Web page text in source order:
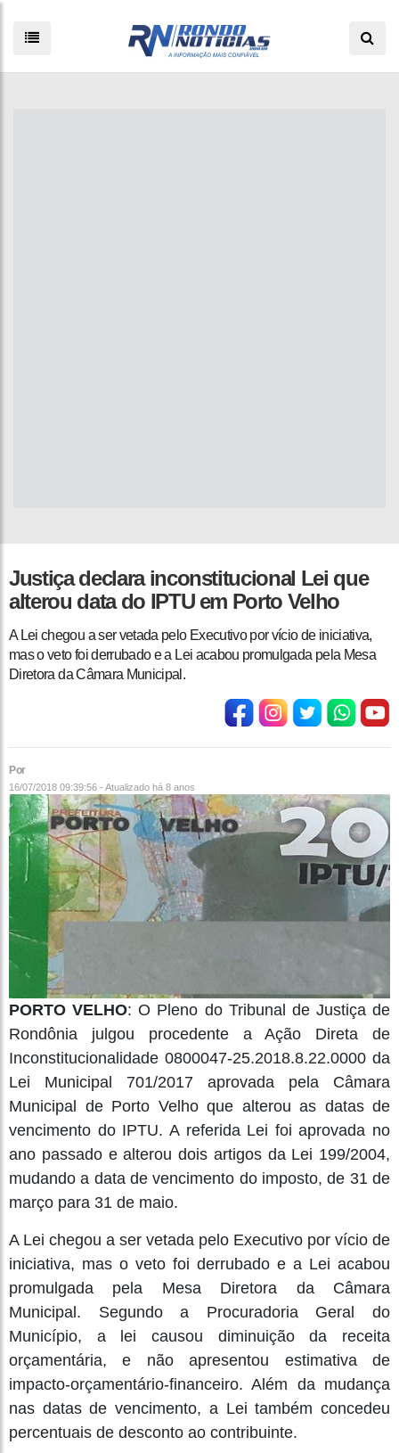
Justiça declara inconstitucional Lei que
alterou data do IPTU em Porto Velho
A Lei chegou a ser vetada pelo Executivo por vício de iniciativa,
mas o veto foi derrubado e a Lei acabou promulgada pela Mesa
Diretora da Câmara Municipal.
Por
16/07/2018 09:39:56 - Atualizado há 8 anos
PORTO VELHO: O Pleno do Tribunal de Justiça de
Rondônia julgou procedente a Ação Direta de
Inconstitucionalidade 0800047-25.2018.8.22.0000 da
Lei Municipal 701/2017 aprovada pela Câmara
Municipal de Porto Velho que alterou as datas de
vencimento do IPTU. A referida Lei foi aprovada no
ano passado e alterou dois artigos da Lei 199/2004,
mudando a data de vencimento do imposto, de 31 de
março para 31 de maio.
A Lei chegou a ser vetada pelo Executivo por vício de
iniciativa, mas o veto foi derrubado e a Lei acabou
promulgada pela Mesa Diretora da Câmara
Municipal. Segundo a Procuradoria Geral do
Município, a lei causou diminuição da receita
orçamentária, e não apresentou estimativa de
impacto-orçamentário-financeiro. Além da mudança
nas datas de vencimento, a Lei também concedeu
percentuais de desconto ao contribuinte.